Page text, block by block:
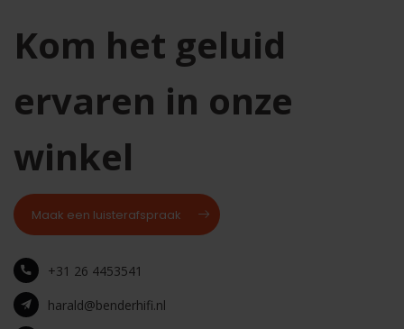
Kom het geluid
ervaren in onze
winkel
Maak een luisterafspraak
+31 26 4453541
harald@benderhifi.nl